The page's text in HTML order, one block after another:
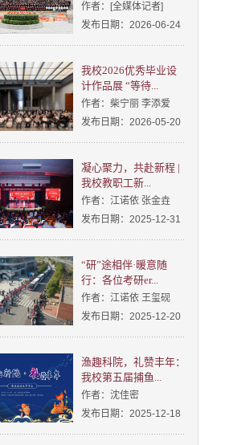
作者：[全媒体记者]
发布日期：2026-06-24
我校2026优秀毕业设
计作品展 “等待...
作者：柴宁丽 李添爱
发布日期：2026-05-20
凝心聚力，共赴新程 |
我校教职工新...
作者：江诺依 张金垚
发布日期：2025-12-31
“研”途相伴·暖意随
行：各位考研er...
作者：江诺依 王玺砚
发布日期：2025-12-20
渔趣科院，礼赞丰年：
我校第五届捕鱼...
作者：沈佳密
发布日期：2025-12-18